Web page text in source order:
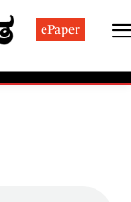
ePaper